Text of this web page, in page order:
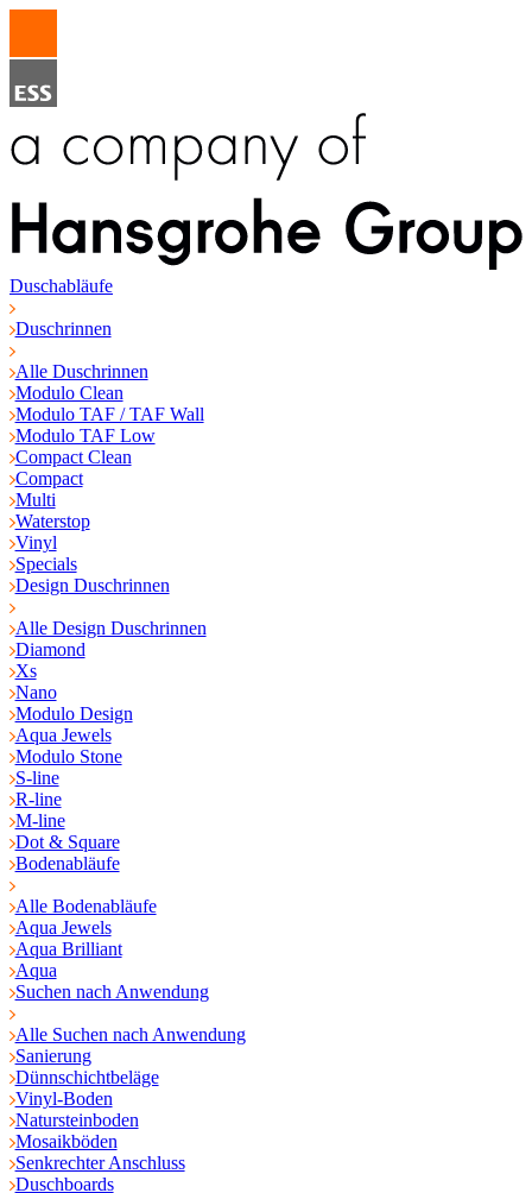
Duschabläufe
Duschrinnen
Alle Duschrinnen
Modulo Clean
Modulo TAF / TAF Wall
Modulo TAF Low
Compact Clean
Compact
Multi
Waterstop
Vinyl
Specials
Design Duschrinnen
Alle Design Duschrinnen
Diamond
Xs
Nano
Modulo Design
Aqua Jewels
Modulo Stone
S-line
R-line
M-line
Dot & Square
Bodenabläufe
Alle Bodenabläufe
Aqua Jewels
Aqua Brilliant
Aqua
Suchen nach Anwendung
Alle Suchen nach Anwendung
Sanierung
Dünnschichtbeläge
Vinyl-Boden
Natursteinboden
Mosaikböden
Senkrechter Anschluss
Duschboards